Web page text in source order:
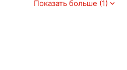
Показать больше (1)